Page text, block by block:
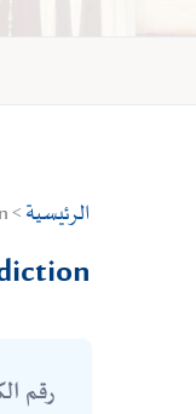
الرئيسية> Droit privé > Procédures civiles > expertises judiciaires désignation et mission de l’expert procédure selon la juridiction
رقم